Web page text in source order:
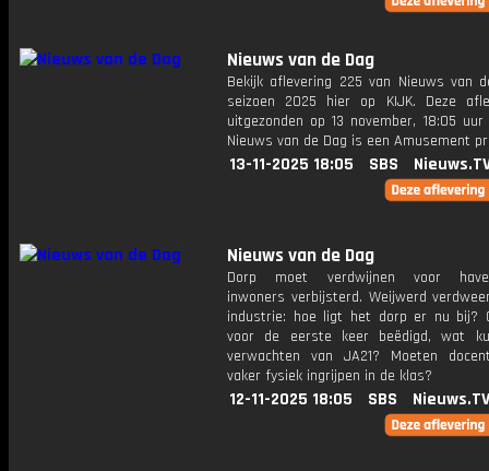
Nieuws van de Dag
Bekijk aflevering 225 van Nieuws van
seizoen 2025 hier op KIJK. Deze
uitgezonden op 13 november, 18:05
Nieuws van de Dag is een Amusement
13-11-2025 18:05 SBS
Nieuws van de Dag
Dorp moet verdwijnen voor
inwoners verbijsterd. Weijwerd
industrie: hoe ligt het dorp er nu bij?
voor de eerste keer beëdigd, wat
verwachten van JA21? Moeten
vaker fysiek ingrijpen in de klas?
12-11-2025 18:05 SBS Nieuws.TV